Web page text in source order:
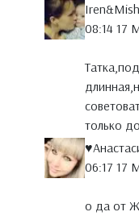
08:14 17
только
06:17 17
о да от